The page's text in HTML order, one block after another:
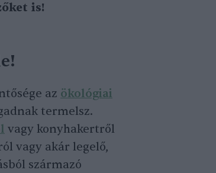
is!
az ökológiai
termelsz.
vagy konyhakertről
vagy akár legelő,
származó